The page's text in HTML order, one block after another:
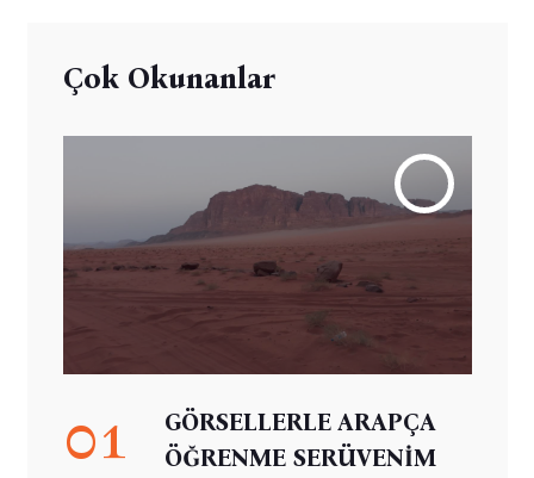
Çok Okunanlar
01
GÖRSELLERLE ARAPÇA
ÖĞRENME SERÜVENİM